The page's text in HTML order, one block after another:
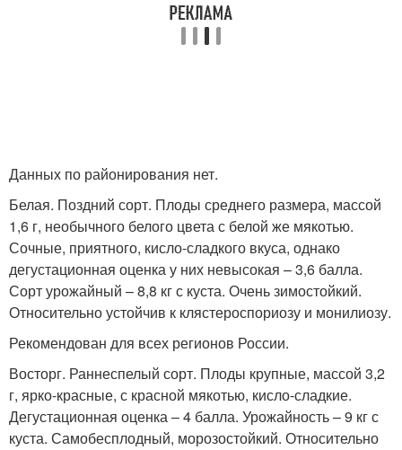
Данных по районирования нет.
Белая. Поздний сорт. Плоды среднего размера, массой
1,6 г, необычного белого цвета с белой же мякотью.
Сочные, приятного, кисло-сладкого вкуса, однако
дегустационная оценка у них невысокая – 3,6 балла.
Сорт урожайный – 8,8 кг с куста. Очень зимостойкий.
Относительно устойчив к клястероспориозу и монилиозу.
Рекомендован для всех регионов России.
Восторг. Раннеспелый сорт. Плоды крупные, массой 3,2
г, ярко-красные, с красной мякотью, кисло-сладкие.
Дегустационная оценка – 4 балла. Урожайность – 9 кг с
куста. Самобесплодный, морозостойкий. Относительно